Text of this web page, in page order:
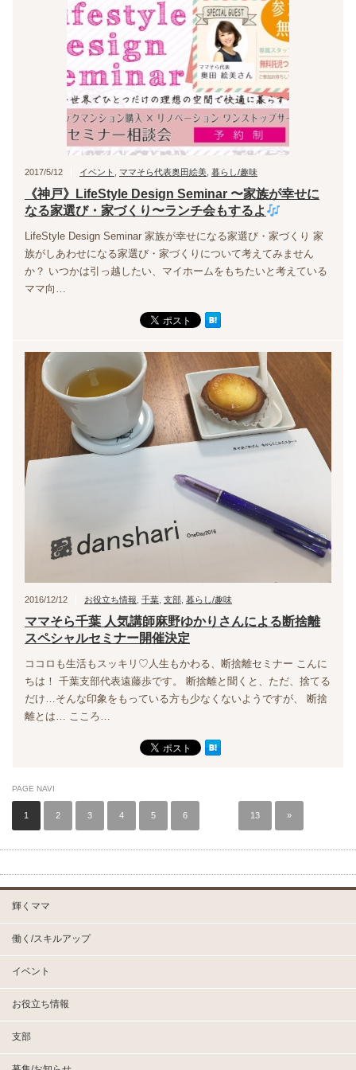
2017/5/12 イベント ママそら代表奥田絵美 暮らし/趣味
《神戸》LifeStyle Design Seminar 〜家族が幸せに
なる家選び・家づくり〜ランチ会もするよ
LifeStyle Design Seminar 家族が幸せになる家選び・家づくり 家
族がしあわせになる家選び・家づくりについて考えてみません
か？ いつかは引っ越したい、マイホームをもちたいと考えている
ママ向…
2016/12/12 お役立ち情報 千葉 支部 暮らし/趣味
ママそら千葉 人気講師麻野ゆかりさんによる断捨離
スペシャルセミナー開催決定
ココロも生活もスッキリ♡人生もかわる、断捨離セミナー こんに
ちは！ 千葉支部代表遠藤歩です。 断捨離と聞くと、ただ、捨てる
だけ…そんな印象をもっている方も少なくないようですが、 断捨
離とは… こころ…
PAGE NAVI
1 2 3 4 5 6 13 »
輝くママ
働く/スキルアップ
イベント
お役立ち情報
支部